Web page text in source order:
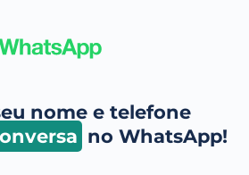
nome e telefone
no WhatsApp!